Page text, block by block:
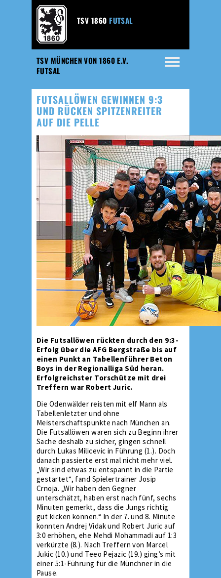
TSV MÜNCHEN VON 1860 E.V.
FUTSAL
TSV 1860 FUTSAL
FUTSALLÖWEN GEWINNEN 9:3
UND RÜCKEN SPITZENREITER
AUF DIE PELLE
Die Futsallöwen rückten durch den 9:3-
Erfolg über die AFG Bergstraße bis auf
einen Punkt an Tabellenführer Beton
Boys in der Regionalliga Süd heran.
Erfolgreichster Torschütze mit drei
Treffern war Robert Juric.
Die Odenwälder reisten mit elf Mann als
Tabellenletzter und ohne
Meisterschaftspunkte nach München an.
Die Futsallöwen waren sich zu Beginn ihrer
Sache deshalb zu sicher, gingen schnell
durch Lukas Milicevic in Führung (1.). Doch
danach passierte erst mal nicht mehr viel.
„Wir sind etwas zu entspannt in die Partie
gestartet“, fand Spielertrainer Josip
Crnoja. „Wir haben den Gegner
unterschätzt, haben erst nach fünf, sechs
Minuten gemerkt, dass die Jungs richtig
gut kicken können.“ In der 7. und 8. Minute
konnten Andrej Vidak und Robert Juric auf
3:0 erhöhen, ehe Mehdi Mohammadi auf 1:3
verkürzte (8.). Nach Treffern von Marcel
Jukic (10.) und Teeo Pejazic (19.) ging’s mit
einer 5:1-Führung für die Münchner in die
Pause.